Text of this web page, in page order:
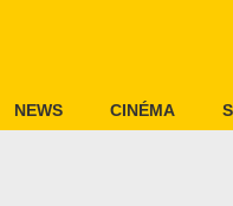
NEWS CINÉMA